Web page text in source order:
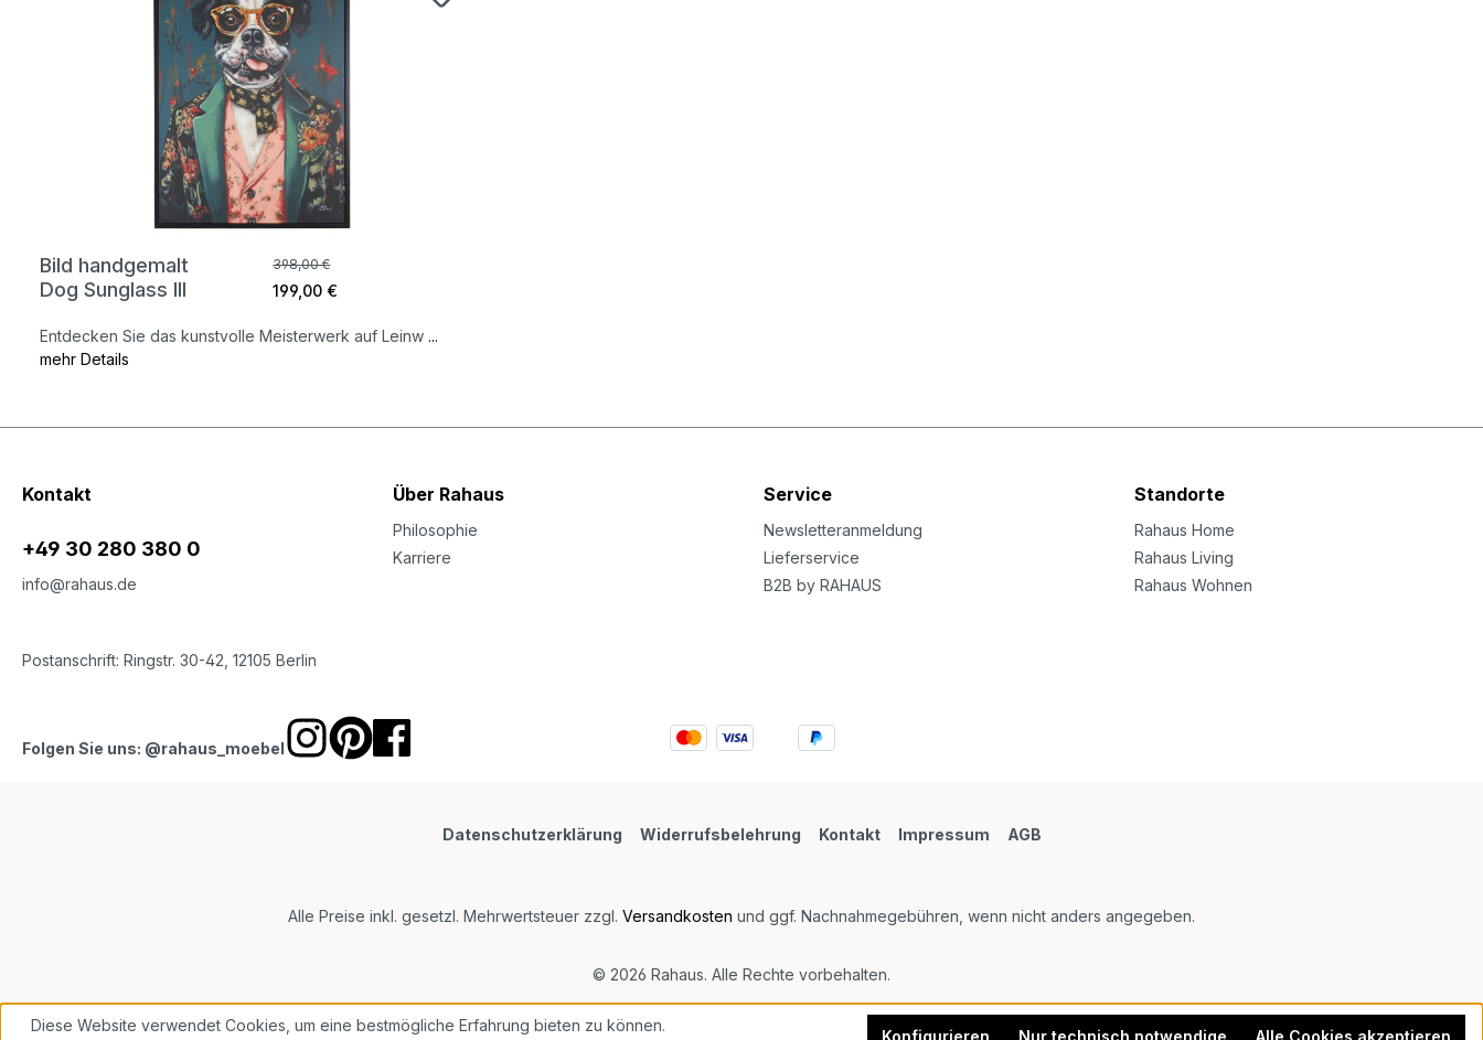
Bild handgemalt
Dog Sunglass III
398,00 €
199,00 €
Entdecken Sie das kunstvolle Meisterwerk auf Leinw ...
mehr Details
Kontakt
+49 30 280 380 0
info@rahaus.de
Postanschrift: Ringstr. 30-42, 12105 Berlin
Über Rahaus
Philosophie
Karriere
Service
Newsletteranmeldung
Lieferservice
B2B by RAHAUS
Standorte
Rahaus Home
Rahaus Living
Rahaus Wohnen
Folgen Sie uns: @rahaus_moebel
Datenschutzerklärung Widerrufsbelehrung Kontakt Impressum AGB
Alle Preise inkl. gesetzl. Mehrwertsteuer zzgl. Versandkosten und ggf. Nachnahmegebühren, wenn nicht anders angegeben.
© 2026 Rahaus. Alle Rechte vorbehalten.
Diese Website verwendet Cookies, um eine bestmögliche Erfahrung bieten zu können.
Nur technisch notwendige
Konfigurieren Alle Cookies akzeptieren